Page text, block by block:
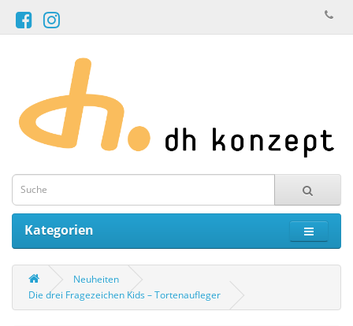
Kategorien
Neuheiten
Die drei Fragezeichen Kids – Tortenaufleger